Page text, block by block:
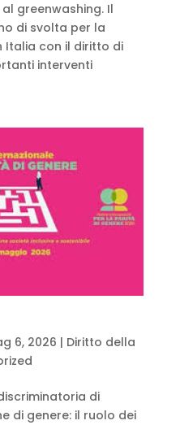
greenwashing. Il
di svolta per la
Italia con il diritto di
interventi
6, 2026 | Diritto della
di
di genere: il ruolo dei